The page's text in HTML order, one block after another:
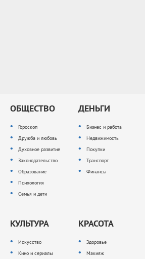
ОБЩЕСТВО
Гороскоп
Дружба и любовь
Духовное развитие
Законодательство
Образование
Психология
Семья и дети
ДЕНЬГИ
Бизнес и работа
Недвижимость
Покупки
Транспорт
Финансы
КУЛЬТУРА
Искусство
Кино и сериалы
КРАСОТА
Здоровье
Макияж